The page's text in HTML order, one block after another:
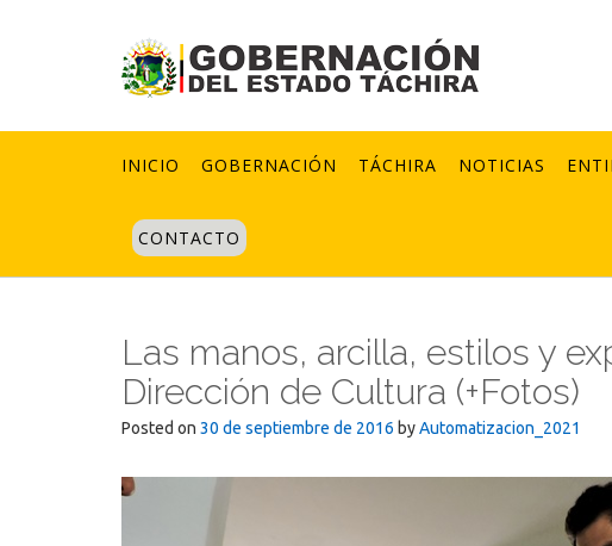
INICIO GOBERNACIÓN TÁCHIRA NOTICIAS
CONTACTO
Las manos, arcilla, estilos y
Dirección de Cultura (+Fotos)
Posted on 30 de septiembre de 2016 byAutomatizacion_2021